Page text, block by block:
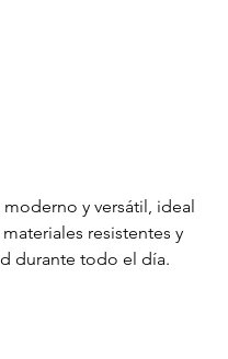
y versátil, ideal
resistentes y
durante todo el día.